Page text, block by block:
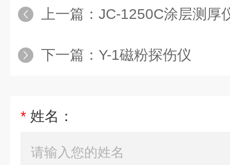
上一篇： JC-1250C涂层测厚
下一篇： Y-1磁粉探伤仪
* 姓名：